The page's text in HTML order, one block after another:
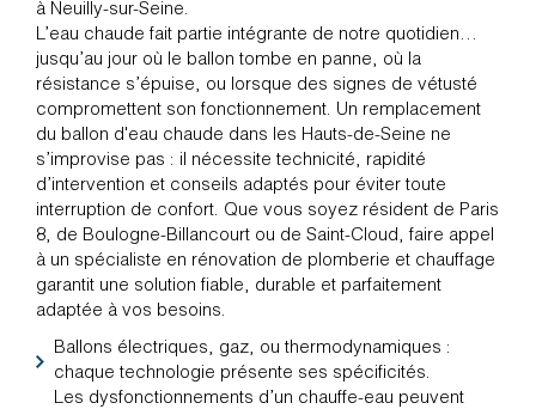
à Neuilly-sur-Seine.
L’eau chaude fait partie intégrante de notre quotidien…
jusqu’au jour où le ballon tombe en panne, où la
résistance s’épuise, ou lorsque des signes de vétusté
compromettent son fonctionnement. Un remplacement
du ballon d'eau chaude dans les Hauts-de-Seine ne
s’improvise pas : il nécessite technicité, rapidité
d’intervention et conseils adaptés pour éviter toute
interruption de confort. Que vous soyez résident de Paris
8, de Boulogne-Billancourt ou de Saint-Cloud, faire appel
à un spécialiste en rénovation de plomberie et chauffage
garantit une solution fiable, durable et parfaitement
adaptée à vos besoins.
Ballons électriques, gaz, ou thermodynamiques :
chaque technologie présente ses spécificités.
Les dysfonctionnements d’un chauffe-eau peuvent